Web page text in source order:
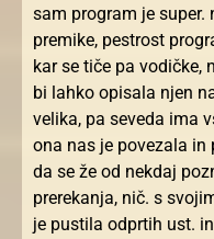
sam program je super.
premike, pestrost
kar se tiče pa vodičke,
bi lahko opisala njen
velika, pa seveda ima
ona nas je povezala in
da se že od nekdaj
prerekanja, nič. s
je pustila odprtih ust.